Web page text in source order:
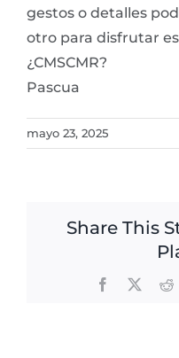
gestos o detalles
otro para disfrutar
¿CMSCMR?
Pascua
mayo 23, 2025
Share This
Facebook